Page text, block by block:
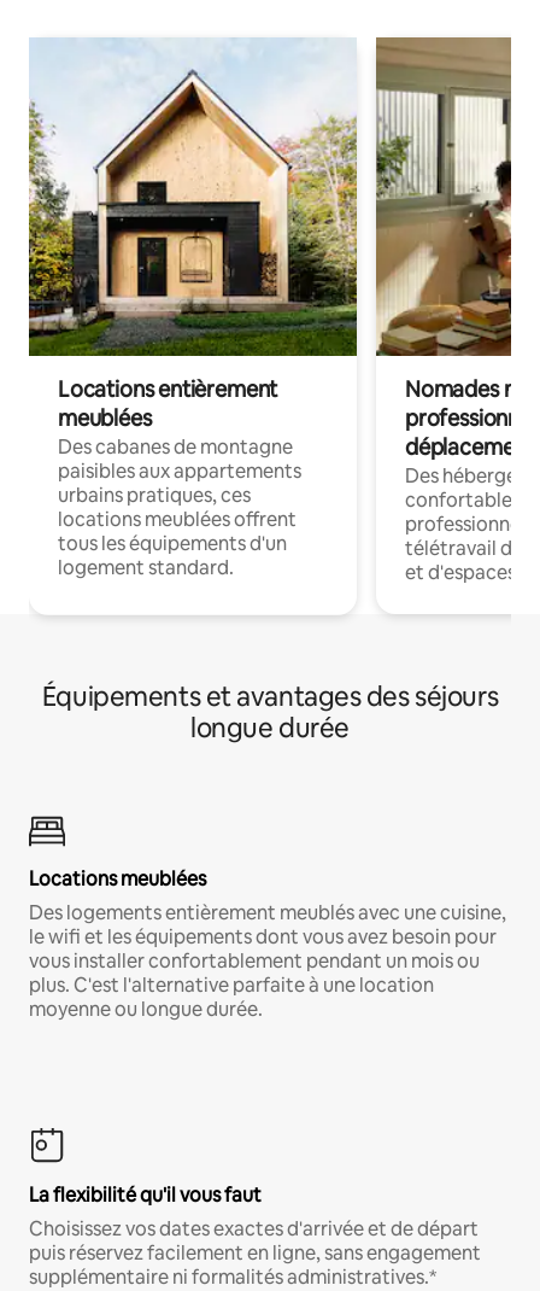
Locations entièrement
meublées
Des cabanes de montagne
paisibles aux appartements
urbains pratiques, ces
locations meublées offrent
tous les équipements d'un
logement standard.
Nomades
déplacement
Des
confortables
professionnels
télétravail
et d'espaces
Équipements et avantages des séjours
longue durée
Locations meublées
Des logements entièrement meublés avec une cuisine,
le wifi et les équipements dont vous avez besoin pour
vous installer confortablement pendant un mois ou
plus. C'est l'alternative parfaite à une location
moyenne ou longue durée.
La flexibilité qu'il vous faut
Choisissez vos dates exactes d'arrivée et de départ
puis réservez facilement en ligne, sans engagement
supplémentaire ni formalités administratives.*